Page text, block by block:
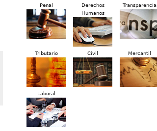
Penal
Derechos
Humanos
Transparencia
Tributario Civil Mercantil
Laboral